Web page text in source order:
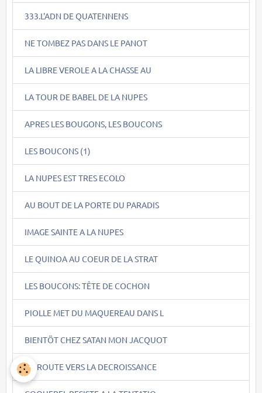
333.L'ADN DE QUATENNENS
NE TOMBEZ PAS DANS LE PANOT
LA LIBRE VEROLE A LA CHASSE AU
LA TOUR DE BABEL DE LA NUPES
APRES LES BOUGONS, LES BOUCONS
LES BOUCONS (1)
LA NUPES EST TRES ECOLO
AU BOUT DE LA PORTE DU PARADIS
IMAGE SAINTE A LA NUPES
LE QUINOA AU COEUR DE LA STRAT
LES BOUCONS: TÊTE DE COCHON
PIOLLE MET DU MAQUEREAU DANS L
BIENTÖT CHEZ SATAN MON JACQUOT
EN ROUTE VERS LA DECROISSANCE